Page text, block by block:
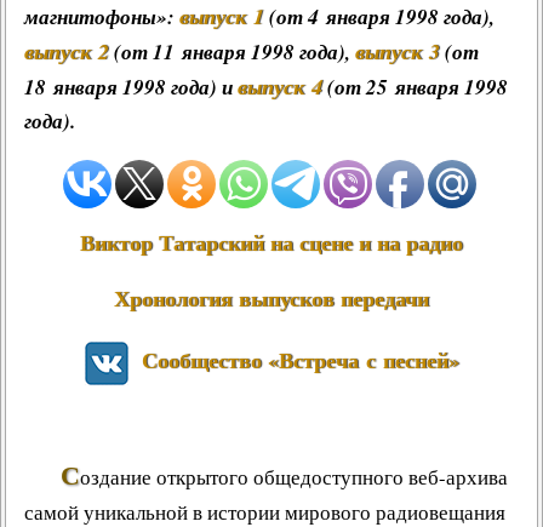
магнитофоны»: выпуск 1(от 4 января 1998 года),
выпуск 2(от 11 января 1998 года), выпуск 3(от
18 января 1998 года) ивыпуск 4(от 25 января 1998
года).
Виктор Татарский на сцене и на радио
Хронология выпусков передачи
Сообщество «Встреча с песней»
Создание открытого общедоступного веб-архива
самой уникальной в истории мирового радиовещания